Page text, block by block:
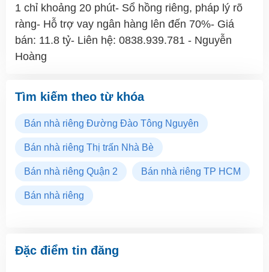
1 chỉ khoảng 20 phút- Sổ hồng riêng, pháp lý rõ
ràng- Hỗ trợ vay ngân hàng lên đến 70%- Giá
bán: 11.8 tỷ- Liên hệ: 0838.939.781 - Nguyễn
Hoàng
Tìm kiếm theo từ khóa
Bán nhà riêng Đường Đào Tông Nguyên
Bán nhà riêng Thị trấn Nhà Bè
Bán nhà riêng Quận 2 Bán nhà riêng TP HCM
Bán nhà riêng
Đặc điểm tin đăng